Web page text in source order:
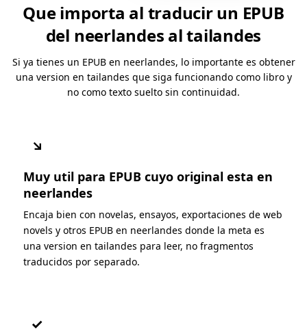
Que importa al traducir un EPUB
del neerlandes al tailandes
Si ya tienes un EPUB en neerlandes, lo importante es obtener
una version en tailandes que siga funcionando como libro y
no como texto suelto sin continuidad.
↘
Muy util para EPUB cuyo original esta en
neerlandes
Encaja bien con novelas, ensayos, exportaciones de web
novels y otros EPUB en neerlandes donde la meta es
una version en tailandes para leer, no fragmentos
traducidos por separado.
✓